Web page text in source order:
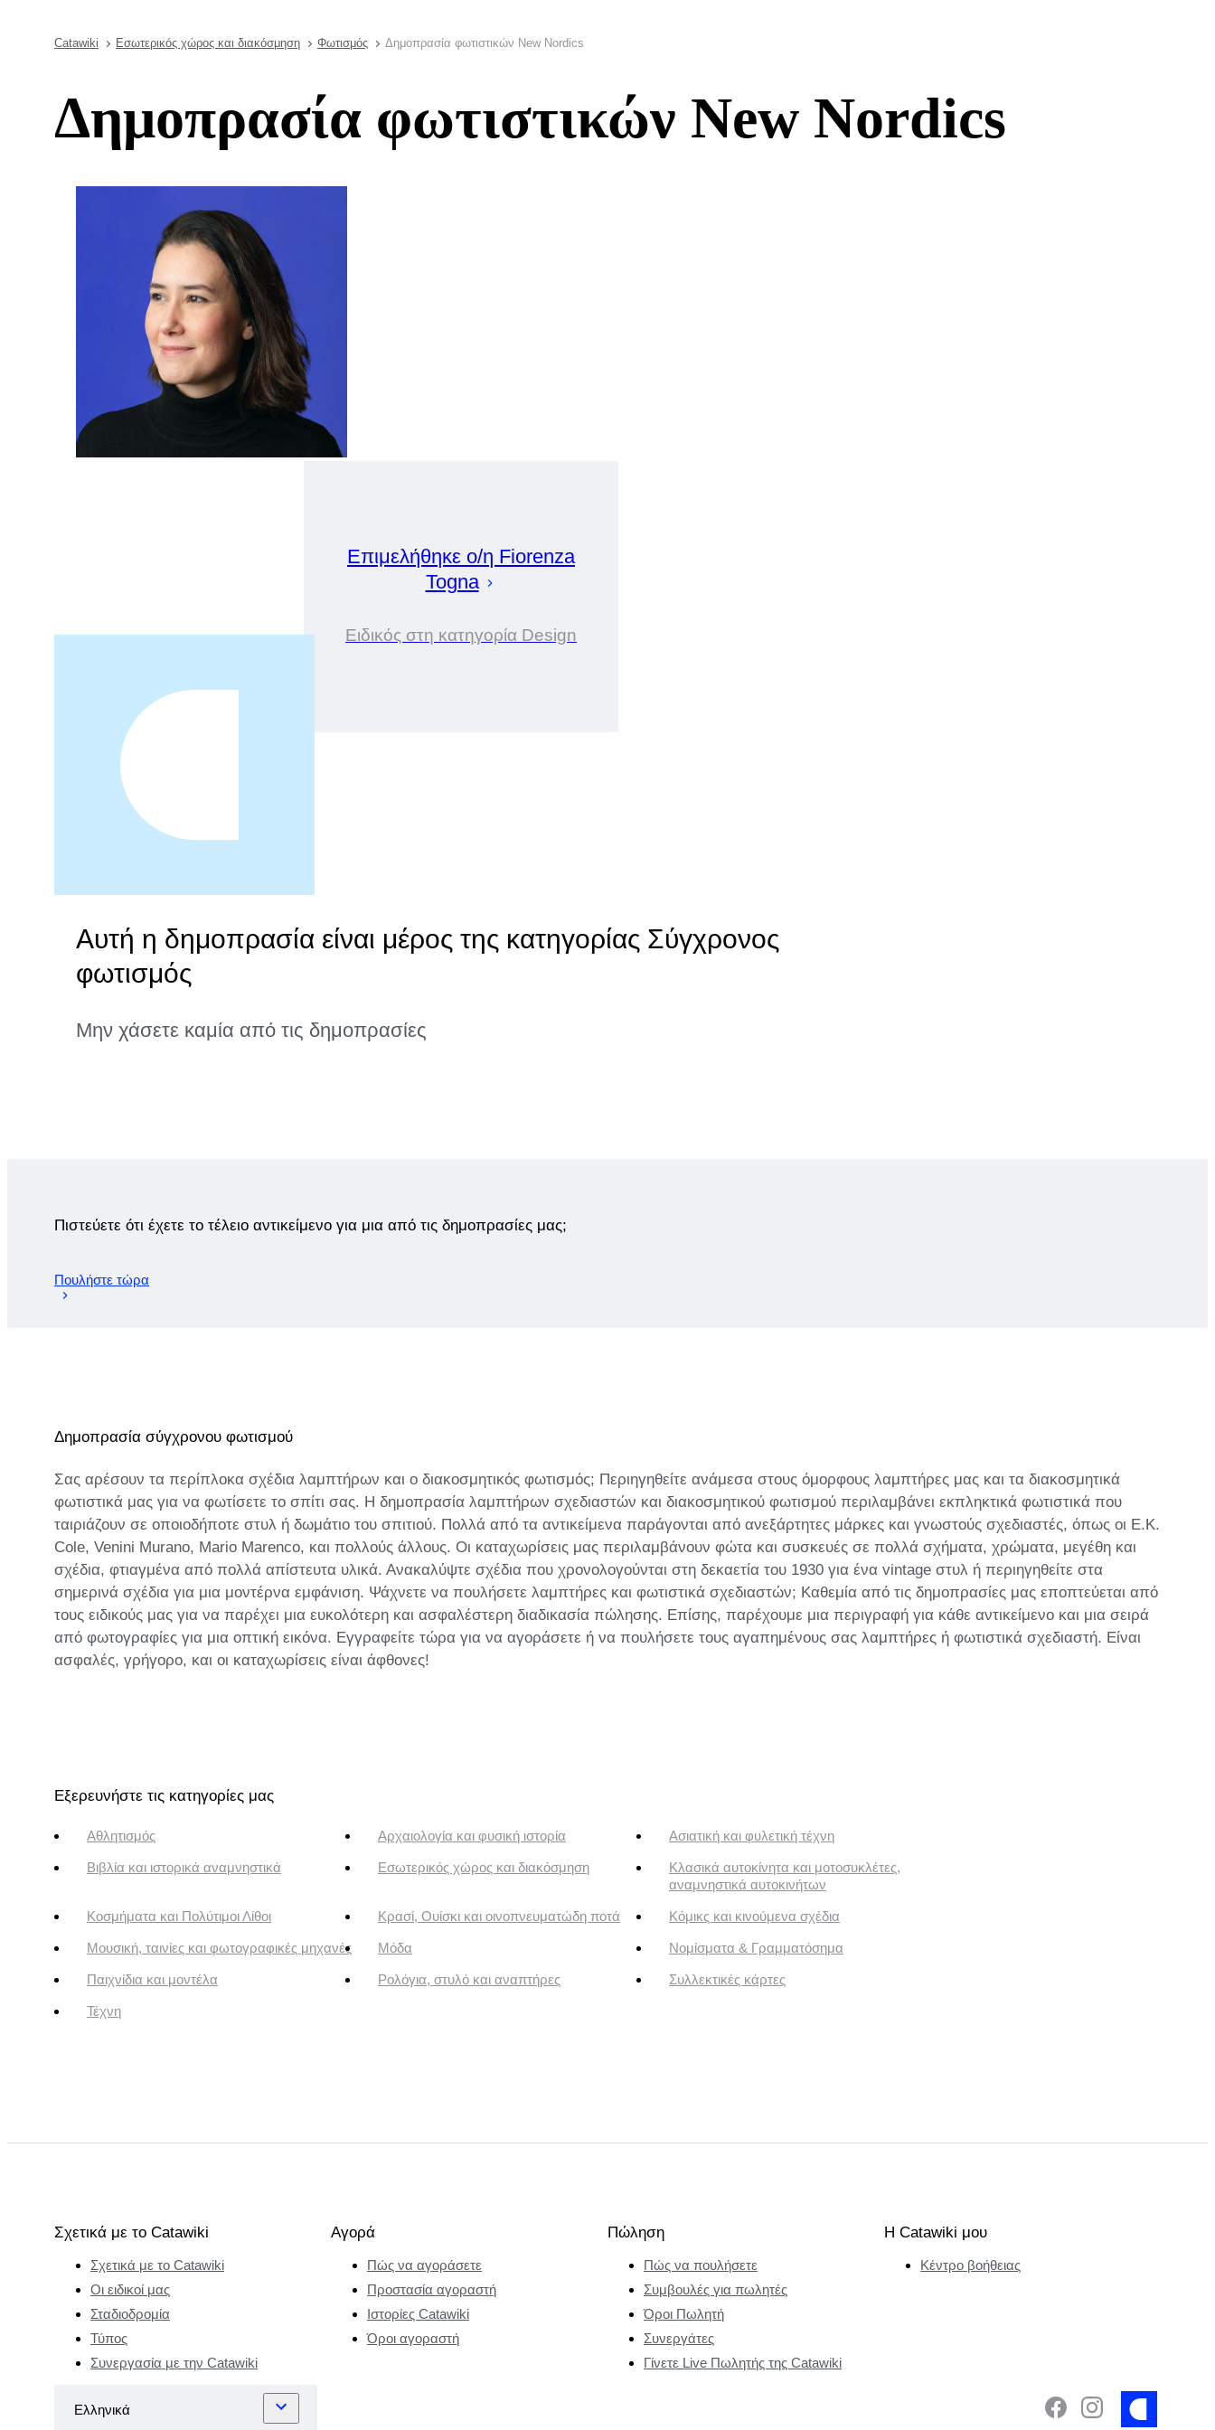
Catawiki Εσωτερικός χώρος και διακόσμηση Φωτισμός Δημοπρασία φωτιστικών New Nordics
Δημοπρασία φωτιστικών New Nordics
Επιμελήθηκε ο/η Fiorenza
Togna
Ειδικός στη κατηγορία Design
Αυτή η δημοπρασία είναι μέρος της κατηγορίας Σύγχρονος
φωτισμός
Μην χάσετε καμία από τις δημοπρασίες
Πιστεύετε ότι έχετε το τέλειο αντικείμενο για μια από τις δημοπρασίες μας;
Πουλήστε τώρα
Δημοπρασία σύγχρονου φωτισμού
Σας αρέσουν τα περίπλοκα σχέδια λαμπτήρων και ο διακοσμητικός φωτισμός; Περιηγηθείτε ανάμεσα στους όμορφους λαμπτήρες μας και τα διακοσμητικά
φωτιστικά μας για να φωτίσετε το σπίτι σας. Η δημοπρασία λαμπτήρων σχεδιαστών και διακοσμητικού φωτισμού περιλαμβάνει εκπληκτικά φωτιστικά που
ταιριάζουν σε οποιοδήποτε στυλ ή δωμάτιο του σπιτιού. Πολλά από τα αντικείμενα παράγονται από ανεξάρτητες μάρκες και γνωστούς σχεδιαστές, όπως οι E.K.
Cole, Venini Murano, Mario Marenco, και πολλούς άλλους. Οι καταχωρίσεις μας περιλαμβάνουν φώτα και συσκευές σε πολλά σχήματα, χρώματα, μεγέθη και
σχέδια, φτιαγμένα από πολλά απίστευτα υλικά. Ανακαλύψτε σχέδια που χρονολογούνται στη δεκαετία του 1930 για ένα vintage στυλ ή περιηγηθείτε στα
σημερινά σχέδια για μια μοντέρνα εμφάνιση. Ψάχνετε να πουλήσετε λαμπτήρες και φωτιστικά σχεδιαστών; Καθεμία από τις δημοπρασίες μας εποπτεύεται από
τους ειδικούς μας για να παρέχει μια ευκολότερη και ασφαλέστερη διαδικασία πώλησης. Επίσης, παρέχουμε μια περιγραφή για κάθε αντικείμενο και μια σειρά
από φωτογραφίες για μια οπτική εικόνα. Εγγραφείτε τώρα για να αγοράσετε ή να πουλήσετε τους αγαπημένους σας λαμπτήρες ή φωτιστικά σχεδιαστή. Είναι
ασφαλές, γρήγορο, και οι καταχωρίσεις είναι άφθονες!
Εξερευνήστε τις κατηγορίες μας
Αθλητισμός Αρχαιολογία και φυσική ιστορία Ασιατική και φυλετική τέχνη
Βιβλία και ιστορικά αναμνηστικά Εσωτερικός χώρος και διακόσμηση
Κλασικά αυτοκίνητα και μοτοσυκλέτες,
αναμνηστικά αυτοκινήτων
Κοσμήματα και Πολύτιμοι Λίθοι Κρασί, Ουίσκι και οινοπνευματώδη ποτά Κόμικς και κινούμενα σχέδια
Μουσική, ταινίες και φωτογραφικές μηχανές Μόδα Νομίσματα & Γραμματόσημα
Παιχνίδια και μοντέλα Ρολόγια, στυλό και αναπτήρες Συλλεκτικές κάρτες
Τέχνη
Σχετικά με το Catawiki
Σχετικά με το Catawiki
Οι ειδικοί μας
Σταδιοδρομία
Τύπος
Συνεργασία με την Catawiki
Αγορά
Πώς να αγοράσετε
Προστασία αγοραστή
Ιστορίες Catawiki
Όροι αγοραστή
Πώληση
Πώς να πουλήσετε
Συμβουλές για πωλητές
Όροι Πωλητή
Συνεργάτες
Γίνετε Live Πωλητής της Catawiki
Η Catawiki μου
Κέντρο βοήθειας